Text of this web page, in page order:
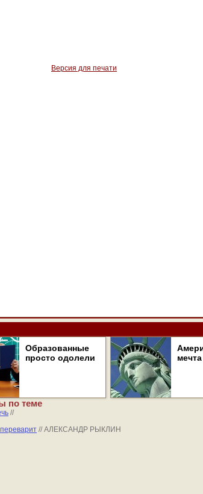
Версия для печати
Образованные
просто одолели
мечта
по теме
//
// АЛЕКСАНДР РЫКЛИН